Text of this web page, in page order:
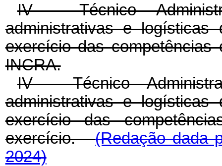
IV - Técnico
administrativas e
exercício das
INCRA.
IV - Técnico
administrativas e
exercício das
exercício.(Redação dada
2024)